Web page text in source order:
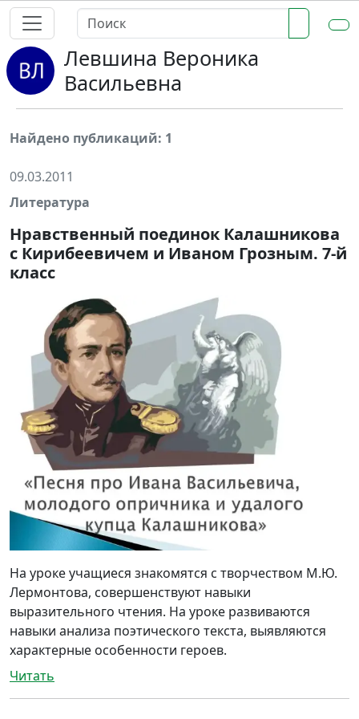
Левшина Вероника
Васильевна
Найдено публикаций: 1
09.03.2011
Литература
Нравственный поединок Калашникова
с Кирибеевичем и Иваном Грозным. 7-й
класс
На уроке учащиеся знакомятся с творчеством М.Ю.
Лермонтова, совершенствуют навыки
выразительного чтения. На уроке развиваются
навыки анализа поэтического текста, выявляются
характерные особенности героев.
Читать